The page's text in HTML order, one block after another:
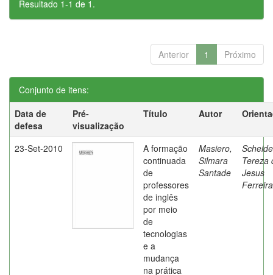
Resultado 1-1 de 1.
Anterior 1 Próximo
Conjunto de itens:
Data de
defesa
Pré-
visualização
Título Autor
23-Set-2010
A formação
continuada
de
professores
de inglês
por meio
de
tecnologias
e a
mudança
na prática
Masiero,
Silmara
Santade
Tereza
Jesus
Ferreira